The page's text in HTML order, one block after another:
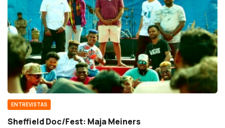
ENTREVISTAS
Sheffield Doc/Fest: Maja Meiners